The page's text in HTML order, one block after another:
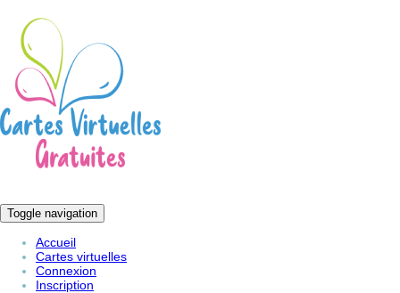
Toggle navigation
Accueil
Cartes virtuelles
Connexion
Inscription